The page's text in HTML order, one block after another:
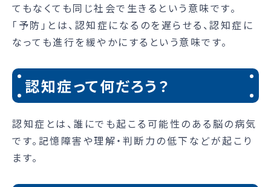
てもなくても同じ社会で生きるという意味です。
「予防」とは、認知症になるのを遅らせる、認知症に
なっても進行を緩やかにするという意味です。
認知症って何だろう？
認知症とは、誰にでも起こる可能性のある脳の病気
です。記憶障害や理解・判断力の低下などが起こり
ます。